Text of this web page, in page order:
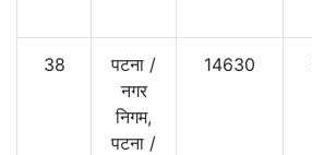
38 पटना /
नगर
निगम,
पटना /
14630